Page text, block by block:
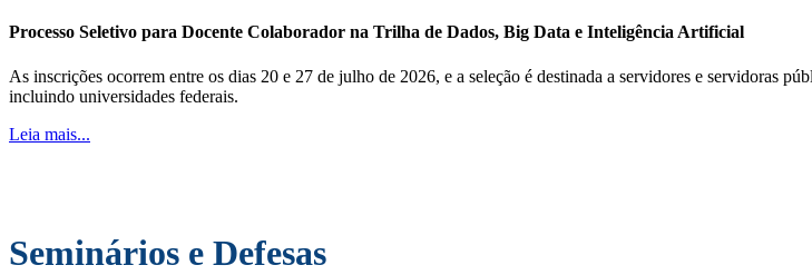
Processo Seletivo para Docente Colaborador na Trilha de Dados, Big Data e Inteligência Artificial
As inscrições ocorrem entre os dias 20 e 27 de julho de 2026, e a seleção é destinada a servidores e servidoras
incluindo universidades federais.
Leia mais...
Seminários e Defesas